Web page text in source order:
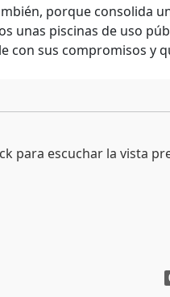
porque consolida
unas piscinas de uso
con sus compromisos y